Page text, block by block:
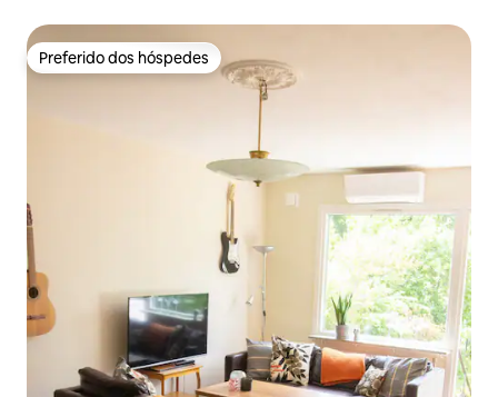
Preferido dos hóspedes
Preferido dos hóspedes